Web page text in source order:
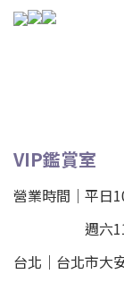
VIP鑑賞室
營業時間｜平日
週六11:00-
台北 ｜ 台北市大